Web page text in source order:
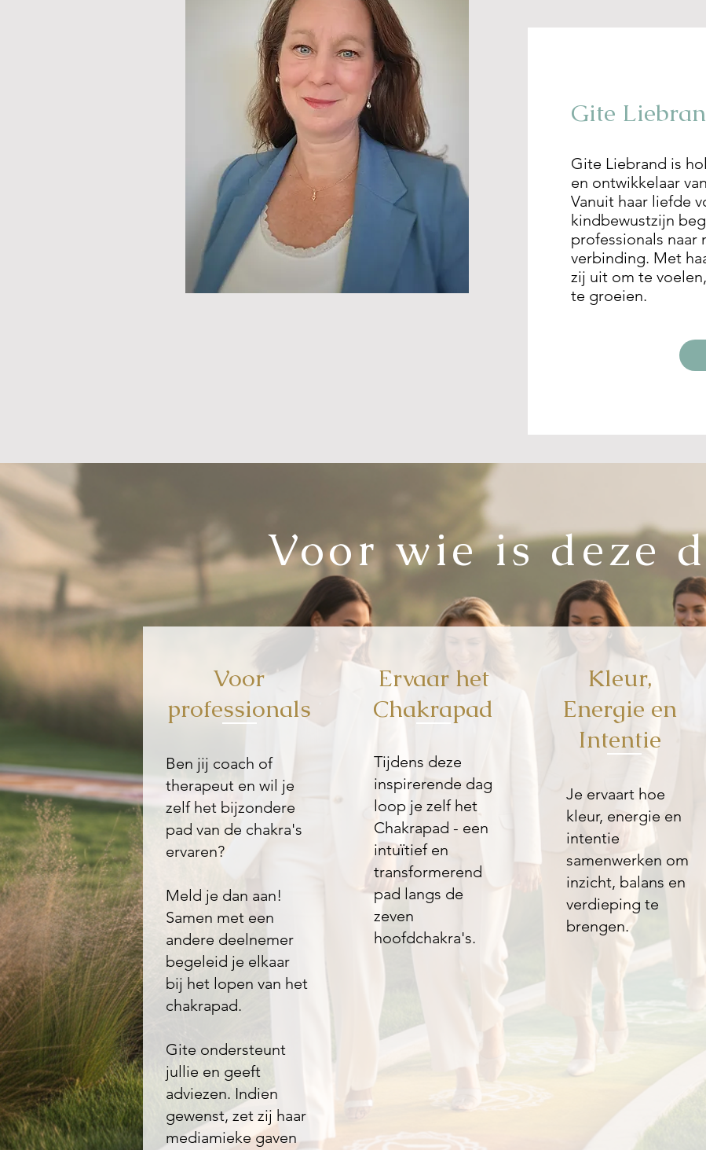
Gite
Gite Liebrand is
en ontwikkelaar
Vanuit haar liefde
kindbewustzijn
professionals naar
verbinding. Met
zij uit om te
te groeien.
Voor wie is deze
Voor
professionals
Ben jij coach of
therapeut en wil je
zelf het bijzondere
pad van de chakra's
ervaren?
Meld je dan aan!
Samen met een
andere deelnemer
begeleid je elkaar
bij het lopen van het
chakrapad.
Gite ondersteunt
jullie en geeft
adviezen. Indien
gewenst, zet zij haar
mediamieke gaven
Ervaar het
Chakrapad
Tijdens deze
inspirerende dag
loop je zelf het
Chakrapad - een
intuïtief en
transformerend
pad langs de
zeven
hoofdchakra's.
Kleur,
Energie en
Intentie
​Je ervaart hoe
kleur, energie en
intentie
samenwerken om
inzicht, balans en
verdieping te
brengen.